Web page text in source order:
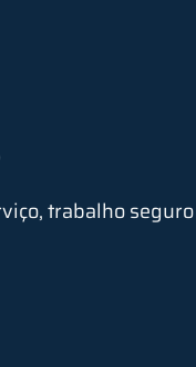
trabalho